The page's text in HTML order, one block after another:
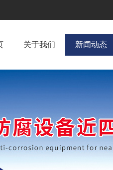
关于我们 新闻动态